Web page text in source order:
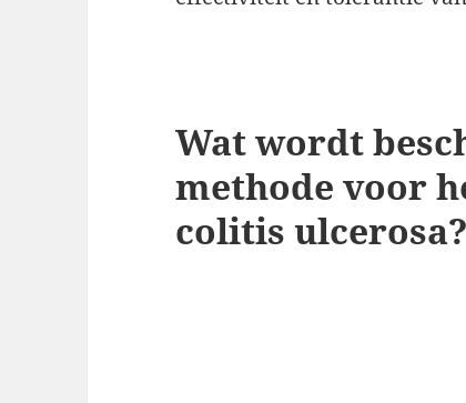
Wat wordt
methode voor
colitis ulcerosa?